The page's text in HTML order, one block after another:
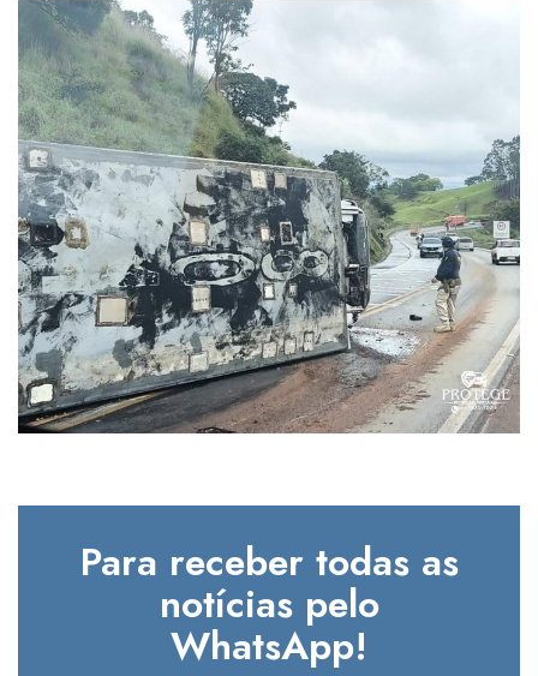
Para receber todas as
notícias pelo
WhatsApp!